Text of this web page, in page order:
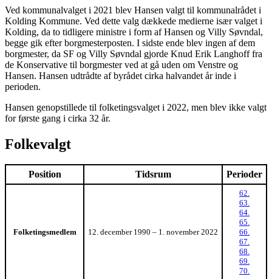
Ved kommunalvalget i 2021 blev Hansen valgt til kommunalrådet i
Kolding Kommune. Ved dette valg dækkede medierne især valget i
Kolding, da to tidligere ministre i form af Hansen og Villy Søvndal,
begge gik efter borgmesterposten. I sidste ende blev ingen af dem
borgmester, da SF og Villy Søvndal gjorde Knud Erik Langhoff fra
de Konservative til borgmester ved at gå uden om Venstre og
Hansen. Hansen udtrådte af byrådet cirka halvandet år inde i
perioden.
Hansen genopstillede til folketingsvalget i 2022, men blev ikke valgt
for første gang i cirka 32 år.
Folkevalgt
Position Tidsrum Perioder
Folketingsmedlem 12. december 1990 – 1. november 2022
62.
63.
64.
65.
66.
67.
68.
69.
70.